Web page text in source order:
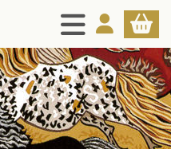
MENU
MON PANIER